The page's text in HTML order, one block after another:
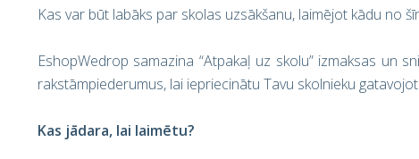
Kas var būt labāks par skolas uzsākšanu, laimējot kādu no
EshopWedrop samazina “Atpakaļ uz skolu” izmaksas un
rakstāmpiederumus, lai iepriecinātu Tavu skolnieku
Kas jādara, lai laimētu?